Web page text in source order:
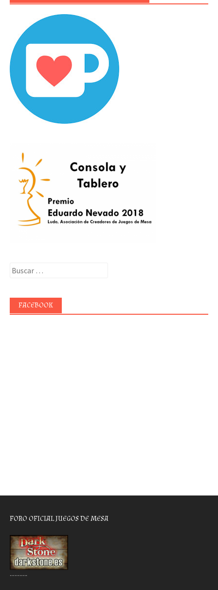
Buscar:
FACEBOOK
FORO OFICIAL JUEGOS DE MESA
………..